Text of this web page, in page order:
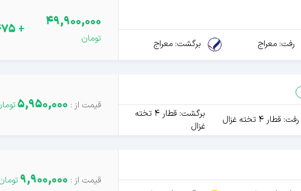
رفت: معراج برگشت: معراج
49,900,000
+
رفت: قطار 4 تخته غزال
برگشت: قطار 4 تخته
غزال
5,950,000
9,900,000